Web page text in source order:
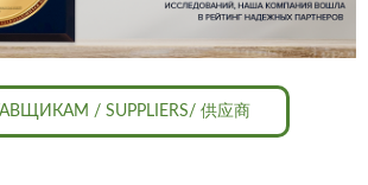
/ SUPPLIERS/ 供应商